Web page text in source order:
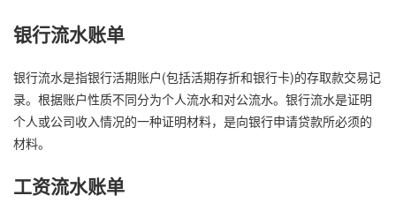
银行流水账单
银行流水是指银行活期账户(包括活期存折和银行卡)的存取款交易记
录。根据账户性质不同分为个人流水和对公流水。银行流水是证明
个人或公司收入情况的一种证明材料，是向银行申请贷款所必须的
材料。
工资流水账单